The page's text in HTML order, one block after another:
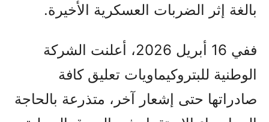
بالغة إثر الضربات العسكرية الأخيرة.
ففي 16 أبريل 2026، أعلنت الشركة
الوطنية للبتروكيماويات تعليق كافة
صادراتها حتى إشعار آخر، متذرعة بالحاجة